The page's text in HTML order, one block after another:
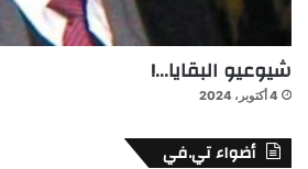
شيوعيو البقايا…!
4 أكتوبر، 2024
أضواء تي.في